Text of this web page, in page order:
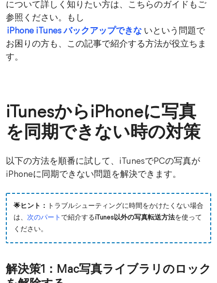
について詳しく知りたい方は、こちらのガイドもご
参照ください。もし
iPhone iTunes バックアップできないという問題で
お困りの方も、この記事で紹介する方法が役立ちま
す。
iTunesからiPhoneに写真
を同期できない時の対策
以下の方法を順番に試して、iTunesでPCの写真が
iPhoneに同期できない問題を解決できます。
🌟ヒント：
トラブルシューティングに時間をかけたくない場合
は、 次のパート で紹介する iTunes以外の写真転送方法を使って
ください。
解決策1：Mac写真ライブラリのロック